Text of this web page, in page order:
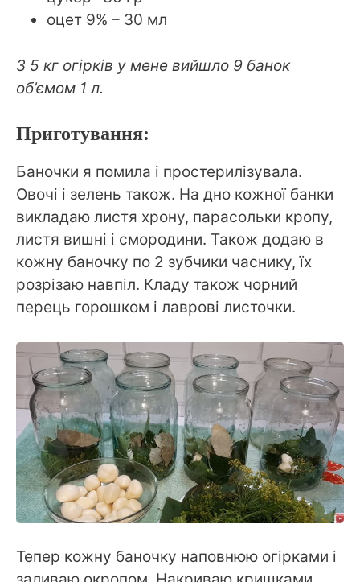
оцет 9% – 30 мл
З 5 кг огірків у мене вийшло 9 банок
об’ємом 1 л.
Приготування:
Баночки я помила і простерилізувала.
Овочі і зелень також. На дно кожної банки
викладаю листя хрону, парасольки кропу,
листя вишні і смородини. Також додаю в
кожну баночку по 2 зубчики часнику, їх
розрізаю навпіл. Кладу також чорний
перець горошком і лаврові листочки.
Тепер кожну баночку наповнюю огірками і